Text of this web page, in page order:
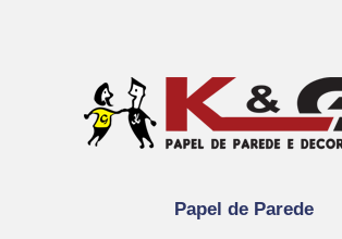
Papel de Parede